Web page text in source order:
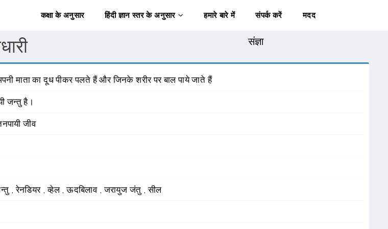
कक्षा के अनुसार हिंदी ज्ञान स्तर के अनुसार हमारे बारे में संपर्क करें मदद
संज्ञा
माता का दूध पीकर पलते हैं और जिनके शरीर पर बाल पाये जाते हैं
जन्तु है।
जीव
,रेनडियर ,व्हेल ,ऊदबिलाव ,जरायुज जंतु ,सील